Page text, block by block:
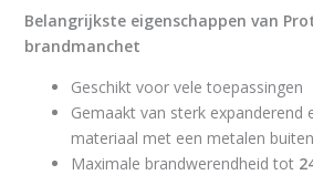
Belangrijkste eigenschappen van
brandmanchet
Geschikt voor vele toepassingen
Gemaakt van sterk expanderend
materiaal met een metalen
Maximale brandwerendheid tot